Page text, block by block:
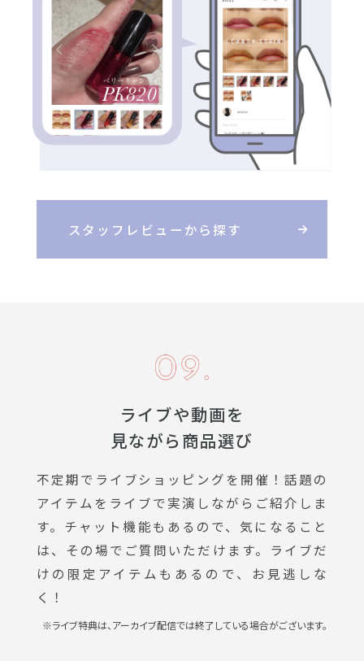
スタッフレビューから探す
ライブや動画を
見ながら商品選び
不定期でライブショッピングを開催！話題の
アイテムをライブで実演しながらご紹介しま
す。チャット機能もあるので、気になること
は、その場でご質問いただけます。ライブだ
けの限定アイテムもあるので、お見逃しな
く！
※ライブ特典は、アーカイブ配信では終了している場合がございます。